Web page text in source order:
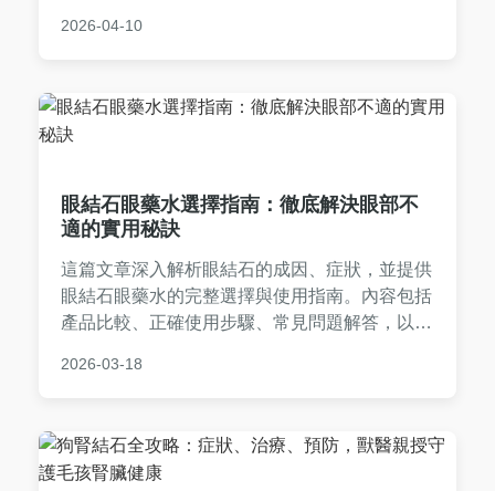
是想預防復發，都能找到實用資訊。
2026-04-10
眼結石眼藥水選擇指南：徹底解決眼部不
適的實用秘訣
這篇文章深入解析眼結石的成因、症狀，並提供
眼結石眼藥水的完整選擇與使用指南。內容包括
產品比較、正確使用步驟、常見問題解答，以及
生活品質。適合所有受眼結石困擾的讀者參考。
2026-03-18